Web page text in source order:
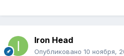
Iron Head
Опубликовано 10 ноября,